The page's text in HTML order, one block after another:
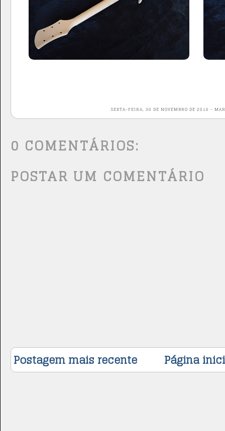
SEXTA-FEIRA, 30 DE NOVEMBRO DE 2018 -
0 COMENTÁRIOS:
POSTAR UM COMENTÁRIO
Postagem mais recente Página